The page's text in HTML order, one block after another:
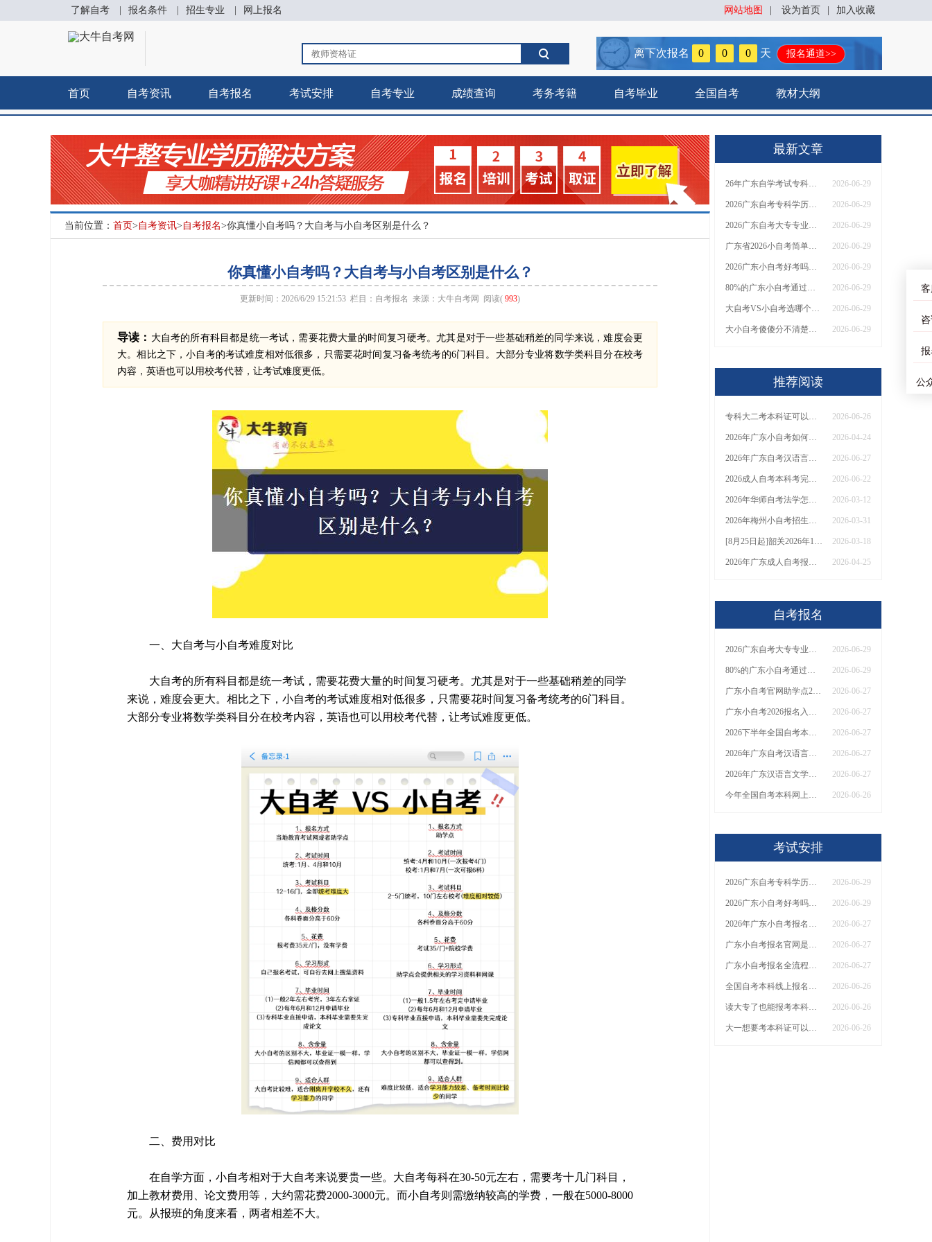
了解自考 报名条件 招生专业 网上报名 网站地图 设为首页 加入收藏
离下次报名 0 0 0 天 报名通道>>
首页 自考资讯 自考报名 考试安排 自考专业 成绩查询 考务考籍 自考毕业 全国自考 教材大纲
当前位置： 首页> 自考资讯> 自考报名>你真懂小自考吗？大自考与小自考区别是什么？
你真懂小自考吗？大自考与小自考区别是什么？
更新时间：2026/6/29 15:21:53 栏目： 自考报名 来源： 大牛自考网 阅读( 993)
导读： 大自考的所有科目都是统一考试，需要花费大量的时间复习硬考。尤其是对于一些基础稍差的同学来说，难度会更
大。相比之下，小自考的考试难度相对低很多，只需要花时间复习备考统考的6门科目。大部分专业将数学类科目分在校考
内容，英语也可以用校考代替，让考试难度更低。
一、大自考与小自考难度对比
大自考的所有科目都是统一考试，需要花费大量的时间复习硬考。尤其是对于一些基础稍差的同学
来说，难度会更大。相比之下，小自考的考试难度相对低很多，只需要花时间复习备考统考的6门科目。
大部分专业将数学类科目分在校考内容，英语也可以用校考代替，让考试难度更低。
二、费用对比
在自学方面，小自考相对于大自考来说要贵一些。大自考每科在30-50元左右，需要考十几门科目，
加上教材费用、论文费用等，大约需花费2000-3000元。而小自考则需缴纳较高的学费，一般在5000-8000
元。从报班的角度来看，两者相差不大。
最新文章
26年广东自学考试专科专业一览表（+主考院校） 2026-06-29
2026广东自考专科学历能选的专业有哪些 2026-06-29
2026广东自考大专专业一览表（新） 2026-06-29
广东省2026小自考简单吗？需要考多少门 2026-06-29
2026广东小自考好考吗？有什么难度？ 2026-06-29
80%的广东小自考通过率？真的好考？ 2026-06-29
大自考VS小自考选哪个比较好 2026-06-29
大小自考傻傻分不清楚？一文看懂二者区别！ 2026-06-29
推荐阅读
专科大二考本科证可以吗？附多种本科学历报考条件 2026-06-26
2026年广东小自考如何自己报名考试，怎么报名 2026-04-24
2026年广东自考汉语言文学本科能干什么？需要考哪些科目 2026-06-27
2026成人自考本科考完多久拿证？一共要多少钱？ 2026-06-22
2026年华师自考法学怎么报名：条件|时间|科目 2026-03-12
2026年梅州小自考招生！（+院校专业+指南） 2026-03-31
[8月25日起]韶关2026年10月份自学考试开报！ 2026-03-18
2026年广东成人自考报名时间一般是多久？几年能考完？ 2026-04-25
自考报名
2026广东自考大专专业一览表（新） 2026-06-29
80%的广东小自考通过率？真的好考？ 2026-06-29
广东小自考官网助学点2026（一览） 2026-06-27
广东小自考2026报名入口：助学点|学校专业 2026-06-27
2026下半年全国自考本科费用+报名入口 2026-06-27
2026年广东自考汉语言文学本科能干什么？需要考哪些科目 2026-06-27
2026年广东汉语言文学自考本科能干啥？考几门？ 2026-06-27
今年全国自考本科网上报名点汇总 2026-06-26
考试安排
2026广东自考专科学历能选的专业有哪些 2026-06-29
2026广东小自考好考吗？有什么难度？ 2026-06-29
2026年广东小自考报名入口+助学点+费用 2026-06-27
广东小自考报名官网是哪个？2026超详细报名指南！ 2026-06-27
广东小自考报名全流程指引2026：助学点+学校专业+费用 2026-06-27
全国自考本科线上报名点2026（汇总） 2026-06-26
读大专了也能报考本科证|适合大专生的学历提升方案 2026-06-26
大一想要考本科证可以吗？有什么学历提升办法？ 2026-06-26
公